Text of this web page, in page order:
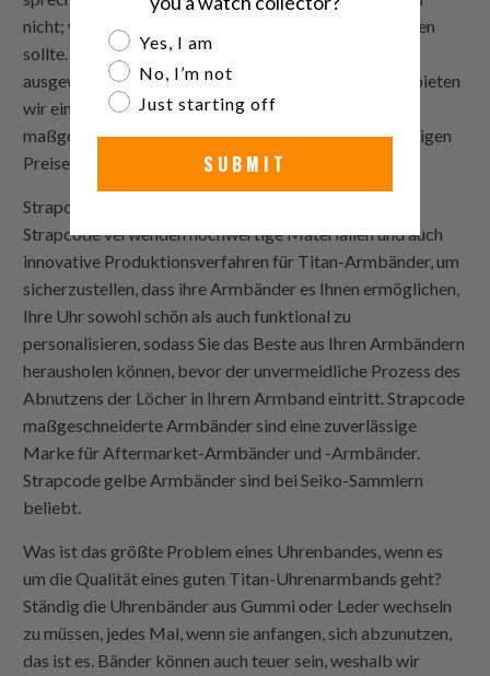
nicht; worauf man achten sollte und was man vermeiden
sollte.
Strapcode ist die erste Quelle für sorgfältig
ausgewählte Armbänder. Mit über Jahren Erfahrung bieten
wir eine riesige Auswahl an hochwertigen,
maßgeschneiderten Armbändern zu wettbewerbsfähigen
Preisen.
Strapcode
Strapcodeverwenden hochwertige Materialien und auch
innovative Produktionsverfahren für Titan-Armbänder, um
sicherzustellen, dass ihre Armbänder es Ihnen ermöglichen,
Ihre Uhr sowohl schön als auch funktional zu
personalisieren, sodass Sie das Beste aus Ihren Armbändern
herausholen können, bevor der unvermeidliche Prozess des
Abnutzens der Löcher in Ihrem Armband eintritt.Strapcode
maßgeschneiderte Armbänder sind eine zuverlässige
Marke für Aftermarket-Armbänder und -Armbänder.
Strapcode gelbe Armbänder sind bei Seiko-Sammlern
beliebt.
Was ist das größte Problem eines Uhrenbandes, wenn es
um die Qualität eines guten Titan-Uhrenarmbands geht?
Ständig die Uhrenbänder aus Gummi oder Leder wechseln
zu müssen, jedes Mal, wenn sie anfangen, sich abzunutzen,
das ist es. Bänder können auch teuer sein, weshalb wir
Are you a watch collector?
Yes, I am
No, I’m not
Just starting off
SUBMIT